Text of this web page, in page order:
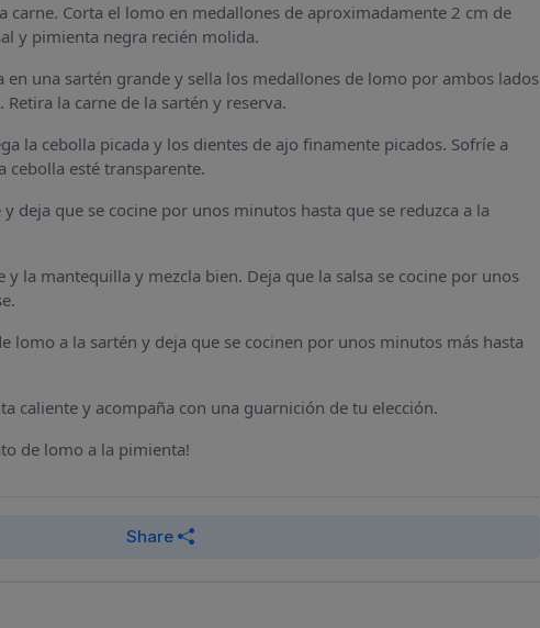
carne. Corta el lomo en medallones de aproximadamente 2 cm de
y pimienta negra recién molida.
en una sartén grande y sella los medallones de lomo por ambos lados
la carne de la sartén y reserva.
la cebolla picada y los dientes de ajo finamente picados. Sofríe a
cebolla esté transparente.
deja que se cocine por unos minutos hasta que se reduzca a la
y la mantequilla y mezcla bien. Deja que la salsa se cocine por unos
lomo a la sartén y deja que se cocinen por unos minutos más hasta
caliente y acompaña con una guarnición de tu elección.
de lomo a la pimienta!
Share